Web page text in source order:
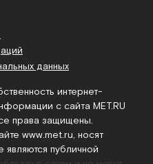
данных
интернет-
с сайта MET.RU
права защищены.
www.met.ru, носят
публичной